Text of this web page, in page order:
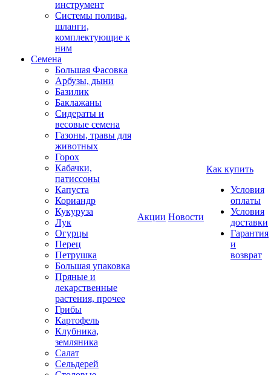
инструмент
Системы полива,
шланги,
комплектующие к
ним
Семена
Большая Фасовка
Арбузы, дыни
Базилик
Баклажаны
Сидераты и
весовые семена
Газоны, травы для
животных
Горох
Кабачки,
патиссоны
Капуста
Кориандр
Кукуруза
Лук
Огурцы
Перец
Петрушка
Большая упаковка
Пряные и
лекарственные
растения, прочее
Грибы
Картофель
Клубника,
земляника
Салат
Сельдерей
Акции Новости
Как купить
Условия
оплаты
Условия
доставки
Гарантия
и
возврат